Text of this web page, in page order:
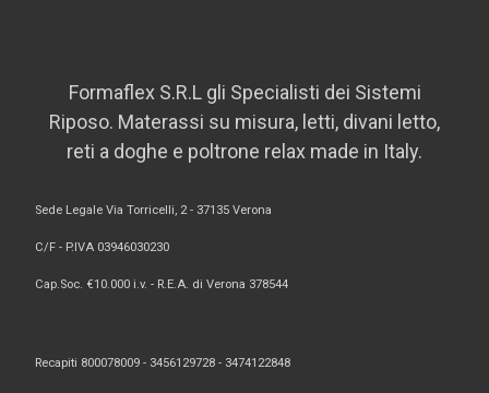
Formaflex S.R.L gli Specialisti dei Sistemi
Riposo. Materassi su misura, letti, divani letto,
reti a doghe e poltrone relax made in Italy.
Sede Legale Via Torricelli, 2 - 37135 Verona
C/F - P.IVA 03946030230
Cap.Soc. €10.000 i.v. - R.E.A. di Verona 378544
Recapiti 800078009 - 3456129728 - 3474122848